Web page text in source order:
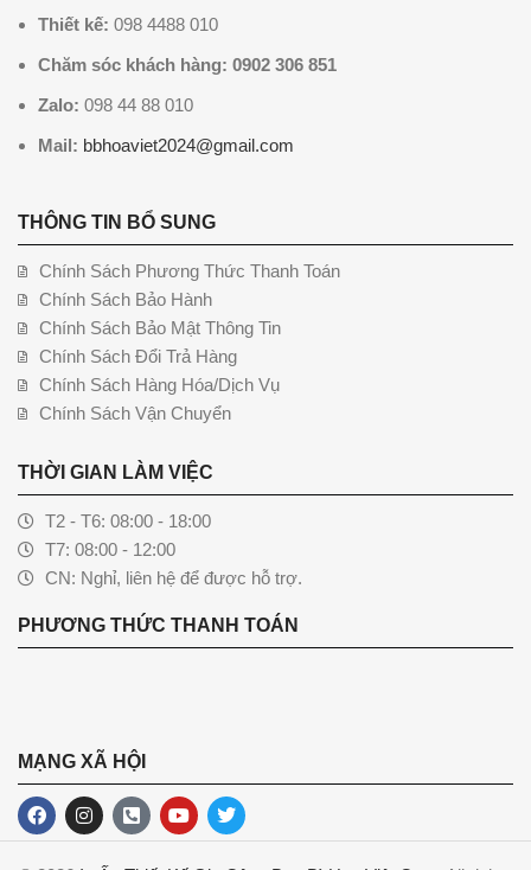
Thiết kế: 098 4488 010
Chăm sóc khách hàng: 0902 306 851
Zalo: 098 44 88 010
Mail: bbhoaviet2024@gmail.com
THÔNG TIN BỔ SUNG
Chính Sách Phương Thức Thanh Toán
Chính Sách Bảo Hành
Chính Sách Bảo Mật Thông Tin
Chính Sách Đổi Trả Hàng
Chính Sách Hàng Hóa/Dịch Vụ
Chính Sách Vận Chuyển
THỜI GIAN LÀM VIỆC
T2 - T6: 08:00 - 18:00
T7: 08:00 - 12:00
CN: Nghỉ, liên hệ để được hỗ trợ.
PHƯƠNG THỨC THANH TOÁN
MẠNG XÃ HỘI